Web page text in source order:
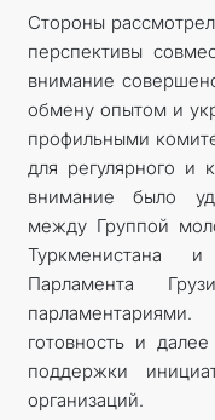
Стороны
перспективы
внимание
обмену опытом и
профильными
для регулярного и
внимание было
между Группой
Туркменистана
Парламента
готовность и
поддержки
организаций.